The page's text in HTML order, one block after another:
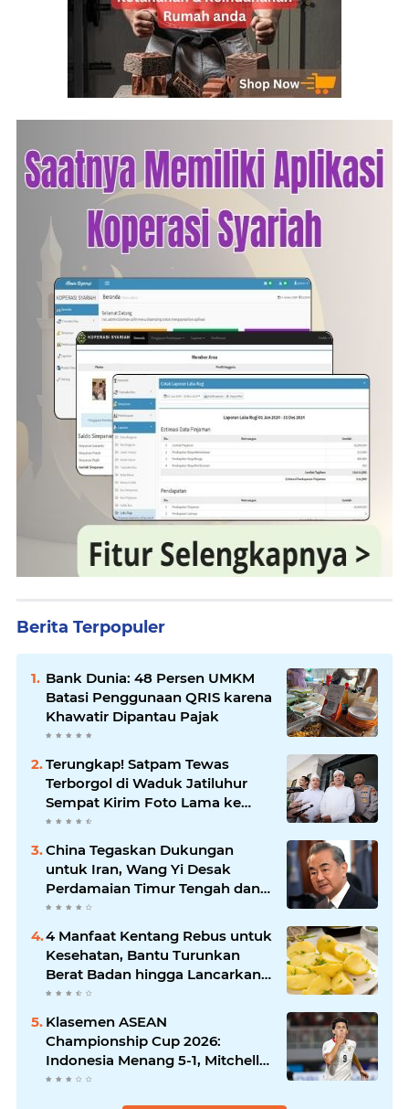
Berita Terpopuler
Bank Dunia: 48 Persen UMKM
Batasi Penggunaan QRIS karena
Khawatir Dipantau Pajak
Terungkap! Satpam Tewas
Terborgol di Waduk Jatiluhur
Sempat Kirim Foto Lama ke
Istri, Dedi Mulyadi Soroti
Kejanggalan
China Tegaskan Dukungan
untuk Iran, Wang Yi Desak
Perdamaian Timur Tengah dan
Soroti Ketegangan dengan AS
4 Manfaat Kentang Rebus untuk
Kesehatan, Bantu Turunkan
Berat Badan hingga Lancarkan
Pencernaan
Klasemen ASEAN
Championship Cup 2026:
Indonesia Menang 5-1, Mitchell
Baker Hattrick dan Puncaki Top